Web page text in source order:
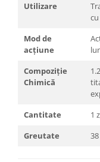
Utilizare
Mod de
acțiune
Compoziție
Chimică
Cantitate
1
Greutate